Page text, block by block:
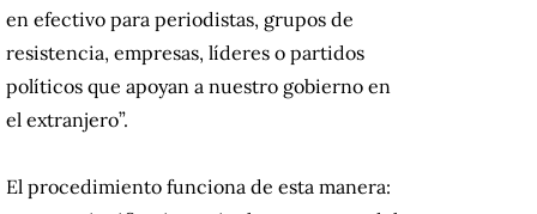
en efectivo para periodistas, grupos de
resistencia, empresas, líderes o partidos
políticos que apoyan a nuestro gobierno en
el extranjero”.
El procedimiento funciona de esta manera: